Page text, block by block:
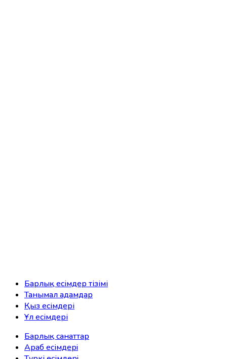
Барлық есімдер тізімі
Танымал адамдар
Қыз есімдері
Ұл есімдері
Барлық санаттар
Араб есімдерi